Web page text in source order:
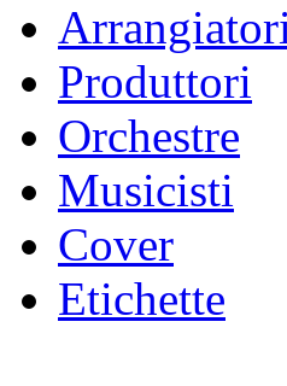
Produttori
Orchestre
Musicisti
Cover
Etichette